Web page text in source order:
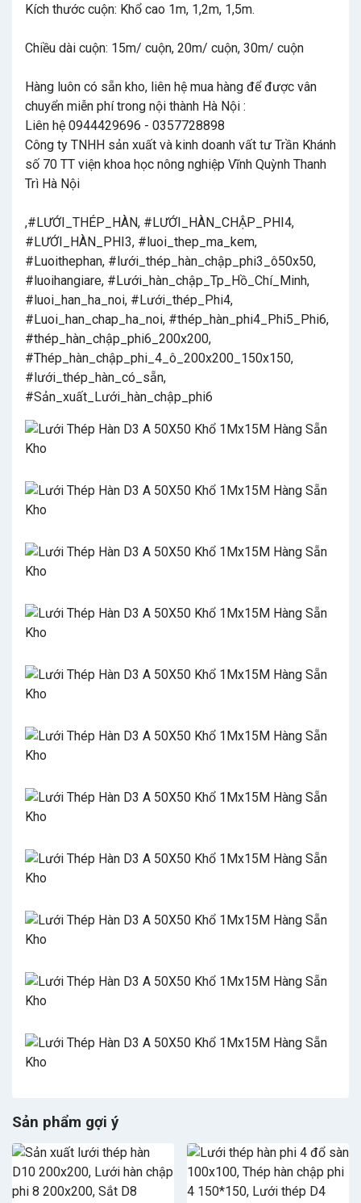
Kích thước cuộn: Khổ cao 1m, 1,2m, 1,5m.
Chiều dài cuộn: 15m/ cuộn, 20m/ cuộn, 30m/ cuộn
Hàng luôn có sẵn kho, liên hệ mua hàng để được vân
chuyển miễn phí trong nội thành Hà Nội :
Liên hệ 0944429696 - 0357728898
Công ty TNHH sản xuất và kinh doanh vất tư Trần Khánh
số 70 TT viện khoa học nông nghiệp Vĩnh Quỳnh Thanh
Trì Hà Nội
,#LƯỚI_THÉP_HÀN, #LƯỚI_HÀN_CHẬP_PHI4,
#LƯỚI_HÀN_PHI3, #luoi_thep_ma_kem,
#Luoithephan, #lưới_thép_hàn_chập_phi3_ô50x50,
#luoihangiare, #Lưới_hàn_chập_Tp_Hồ_Chí_Minh,
#luoi_han_ha_noi, #Lưới_thép_Phi4,
#Luoi_han_chap_ha_noi, #thép_hàn_phi4_Phi5_Phi6,
#thép_hàn_chập_phi6_200x200,
#Thép_hàn_chập_phi_4_ô_200x200_150x150,
#lưới_thép_hàn_có_sẵn,
#Sản_xuất_Lưới_hàn_chập_phi6
Sản phẩm gợi ý